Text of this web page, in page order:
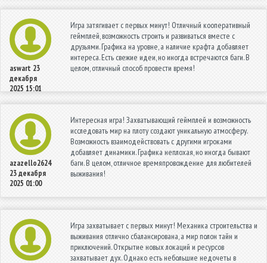
aswart 23
декабря
2025 15:01
Игра затягивает с первых минут! Отличный кооперативный
геймплей, возможность строить и развиваться вместе с
друзьями. Графика на уровне, а наличие крафта добавляет
интереса. Есть свежие идеи, но иногда встречаются баги. В
целом, отличный способ провести время!
azazello2624
23 декабря
2025 01:00
Интересная игра! Захватывающий геймплей и возможность
исследовать мир на плоту создают уникальную атмосферу.
Возможность взаимодействовать с другими игроками
добавляет динамики. Графика неплохая, но иногда бывают
баги. В целом, отличное времяпровождение для любителей
выживания!
Игра захватывает с первых минут! Механика строительства и
выживания отлично сбалансирована, а мир полон тайн и
приключений. Открытие новых локаций и ресурсов
захватывает дух. Однако есть небольшие недочеты в